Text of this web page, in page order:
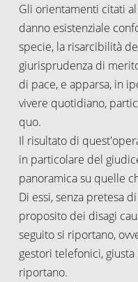
Gli orientamenti citati
danno esistenziale
specie, la risarcibilità
giurisprudenza di
di pace, e apparsa, in
vivere quotidiano,
quo.
Il risultato di
in particolare del
panoramica su quelle
Di essi, senza pretesa
proposito dei disagi
seguito si riportano,
gestori telefonici,
riportano.